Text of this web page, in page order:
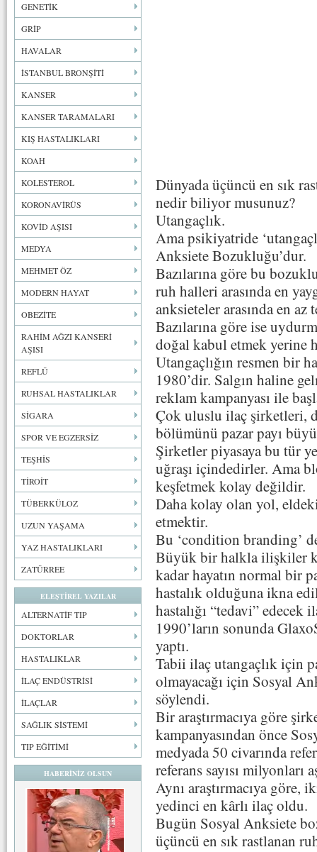
GENETİK
GRİP
HAVALAR
İSTANBUL BRONŞİTİ
KANSER
KANSER TARAMALARI
KIŞ HASTALIKLARI
KOAH
KOLESTEROL
KORONAVİRÜS
KOVİD AŞISI
MEDYA
MEHMET ÖZ
MODERN HAYAT
OBEZİTE
RAHİM AĞZI KANSERİ
AŞISI
REFLÜ
RUHSAL HASTALIKLAR
SİGARA
SPOR VE EGZERSİZ
TEŞHİS
TİROİT
TÜBERKÜLOZ
UZUN YAŞAMA
YAZ HASTALIKLARI
ZATÜRREE
ELEŞTİREL YAZILAR
ALTERNATİF TIP
DOKTORLAR
HASTALIKLAR
İLAÇ ENDÜSTRİSİ
İLAÇLAR
SAĞLIK SİSTEMİ
TIP EĞİTİMİ
HABERİNİZ OLSUN
Dünyada üçüncü en sık
nedir biliyor musunuz?
Utangaçlık.
Ama psikiyatride
Anksiete Bozukluğu’dur.
Bazılarına göre bu
ruh halleri arasında en
anksieteler arasında en
Bazılarına göre ise
doğal kabul etmek yerine
Utangaçlığın resmen bir
1980’dir. Salgın haline
reklam kampanyası ile
Çok uluslu ilaç şirketleri,
bölümünü pazar payı
Şirketler piyasaya bu tür
uğraşı içindedirler. Ama
keşfetmek kolay değildir.
Daha kolay olan yol,
etmektir.
Bu ‘condition branding’
Büyük bir halkla ilişkiler
kadar hayatın normal bir
hastalık olduğuna ikna
hastalığı “tedavi” edecek
1990’ların sonunda
yaptı.
Tabii ilaç utangaçlık için
olmayacağı için Sosyal
söylendi.
Bir araştırmacıya göre
kampanyasından önce
medyada 50 civarında
referans sayısı milyonları
Aynı araştırmacıya göre,
yedinci en kârlı ilaç oldu.
Bugün Sosyal Anksiete
üçüncü en sık rastlanan